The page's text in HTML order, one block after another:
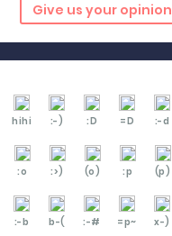
Give us your opinion
hihi :-) :D =D :-d
:o :>) (o) :p (p)
:-b b-( :-# =p~ x-)